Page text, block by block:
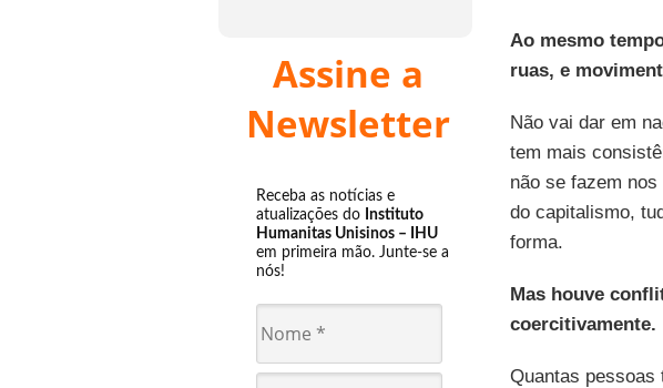
Assine a
Newsletter
Receba as notícias e
atualizações do Instituto
Humanitas Unisinos – IHU
em primeira mão. Junte-se a
nós!
Ao mesmo
ruas, e
Não vai dar em
tem mais
não se fazem
do capitalismo,
forma.
Mas houve
coercitivamente.
Quantas pessoas